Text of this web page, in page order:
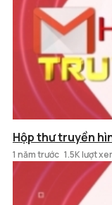
Hộp thư truyền
1 năm trước 1.5K lượt